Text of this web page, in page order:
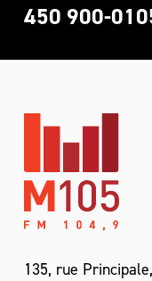
450 900-
135, rue